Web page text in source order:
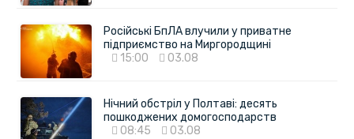
Російські БпЛА влучили у приватне
підприємство на Миргородщині
15:00
03.08
Нічний обстріл у Полтаві: десять
пошкоджених домогосподарств
08:45
03.08